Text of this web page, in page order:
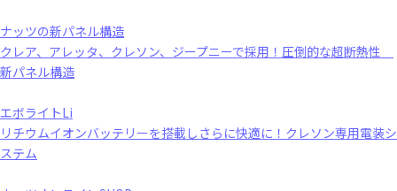
ナッツの新パネル構造
クレア、アレッタ、クレソン、ジープニーで採用！圧倒的な超断熱性
新パネル構造
エボライトLi
リチウムイオンバッテリーを搭載しさらに快適に！クレソン専用電装シ
ステム